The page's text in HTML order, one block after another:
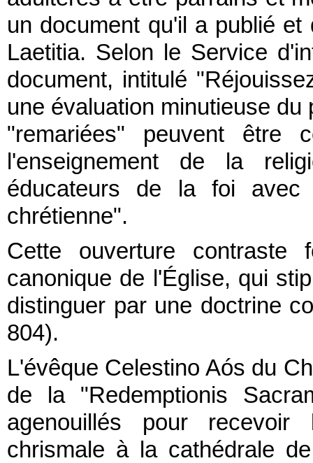
un document qu'il a publié
Laetitia. Selon le Service
document, intitulé
une évaluation minutieuse
"remariées" peuvent être
l'enseignement de la
éducateurs de la foi avec
chrétienne".
Cette ouverture
canonique de l'Église, qui
distinguer par une doctrine
804).
L'évêque Celestino Aós du
de la "Redemptionis
agenouillés pour
chrismale à la cathédrale